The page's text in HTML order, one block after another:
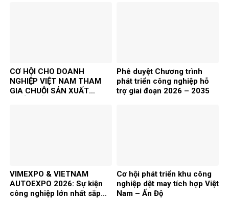
CƠ HỘI CHO DOANH
NGHIỆP VIỆT NAM THAM
GIA CHUỖI SẢN XUẤT
Phê duyệt Chương trình
phát triển công nghiệp hỗ
trợ giai đoạn 2026 – 2035
VIMEXPO & VIETNAM
AUTOEXPO 2026: Sự kiện
công nghiệp lớn nhất sắp
Cơ hội phát triển khu công
nghiệp dệt may tích hợp Việt
Nam – Ấn Độ